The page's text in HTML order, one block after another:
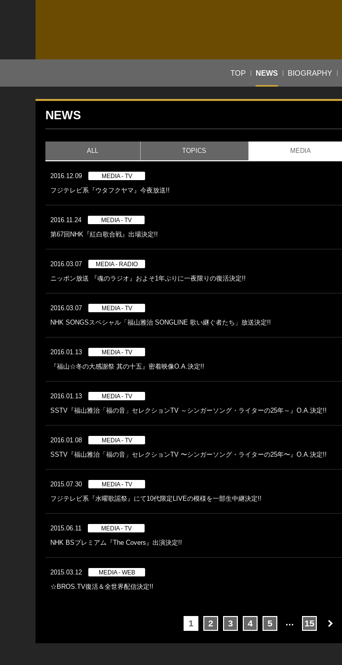
TOP NEWS BIOGRAPHY
NEWS
ALL TOPICS MEDIA
2016.12.09 MEDIA - TV
フジテレビ系『ウタフクヤマ』今夜放送!!
2016.11.24 MEDIA - TV
第67回NHK『紅白歌合戦』出場決定!!
2016.03.07 MEDIA - RADIO
ニッポン放送 『魂のラジオ』およそ1年ぶりに一夜限りの復活決定!!
2016.03.07 MEDIA - TV
NHK SONGSスペシャル「福山雅治 SONGLINE 歌い継ぐ者たち」放送決定!!
2016.01.13 MEDIA - TV
『福山☆冬の大感謝祭 其の十五』密着映像O.A.決定!!
2016.01.13 MEDIA - TV
SSTV『福山雅治「福の音」セレクションTV ～シンガーソング・ライターの25年～』O.A.決定!!
2016.01.08 MEDIA - TV
SSTV『福山雅治「福の音」セレクションTV 〜シンガーソング・ライターの25年〜』O.A.決定!!
2015.07.30 MEDIA - TV
フジテレビ系『水曜歌謡祭』にて10代限定LIVEの模様を一部生中継決定!!
2015.06.11 MEDIA - TV
NHK BSプレミアム『The Covers』出演決定!!
2015.03.12 MEDIA - WEB
☆BROS.TV復活＆全世界配信決定!!
1 2 3 4 5 … 15